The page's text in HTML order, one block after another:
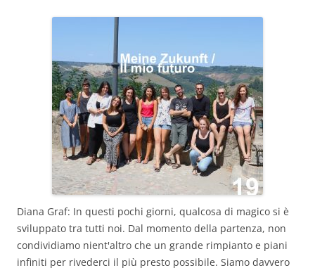
Diana Graf: In questi pochi giorni, qualcosa di magico si è
sviluppato tra tutti noi. Dal momento della partenza, non
condividiamo nient'altro che un grande rimpianto e piani
infiniti per rivederci il più presto possibile. Siamo davvero